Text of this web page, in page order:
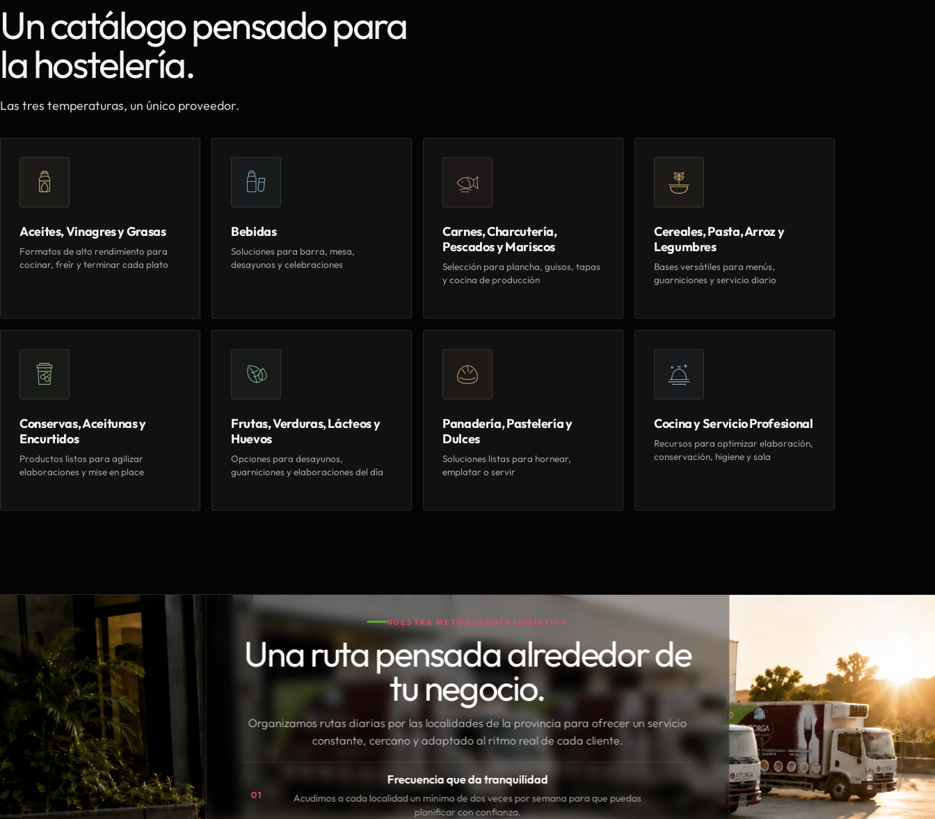
Un catálogo pensado para
la hostelería.
Las tres temperaturas, un único proveedor.
Aceites, Vinagres y Grasas
Formatos de alto rendimiento para
cocinar, freír y terminar cada plato
Bebidas
Soluciones para barra, mesa,
desayunos y celebraciones
Carnes, Charcutería,
Pescados y Mariscos
Selección para plancha, guisos, tapas
y cocina de producción
Cereales, Pasta, Arroz y
Legumbres
Bases versátiles para menús,
guarniciones y servicio diario
Conservas, Aceitunas y
Encurtidos
Productos listos para agilizar
elaboraciones y mise en place
Frutas, Verduras, Lácteos y
Huevos
Opciones para desayunos,
guarniciones y elaboraciones del día
Panadería, Pastelería y
Dulces
Soluciones listas para hornear,
emplatar o servir
Cocina y Servicio Profesional
Recursos para optimizar elaboración,
conservación, higiene y sala
NUESTRA METODOLOGÍA LOGÍSTICA
Una ruta pensada alrededor de
tu negocio.
Organizamos rutas diarias por las localidades de la provincia para ofrecer un servicio
constante, cercano y adaptado al ritmo real de cada cliente.
01
Frecuencia que da tranquilidad
Acudimos a cada localidad un mínimo de dos veces por semana para que puedas
planificar con confianza.